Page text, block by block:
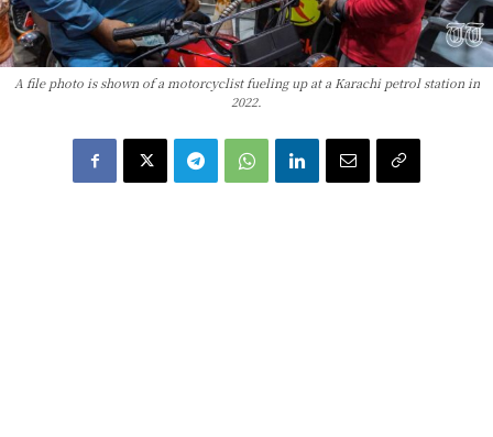
A file photo is shown of a motorcyclist fueling up at a Karachi petrol station in
2022.